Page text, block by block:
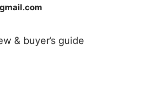
& buyer’s guide